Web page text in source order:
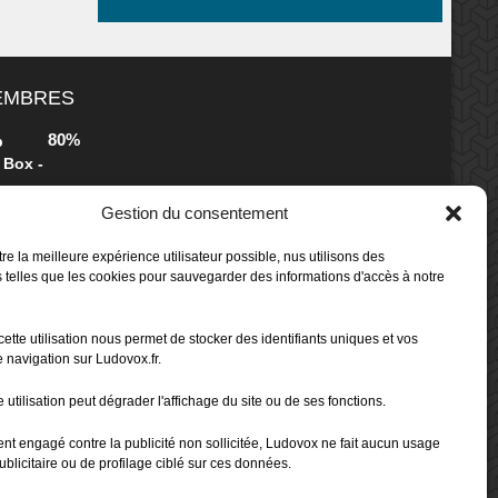
Gestion du consentement
la meilleure expérience utilisateur possible, nus utilisons des
telles que les cookies pour sauvegarder des informations d'accès à notre
utilisation nous permet de stocker des identifiants uniques et vos
navigation sur Ludovox.fr.
utilisation peut dégrader l'affichage du site ou de ses fonctions.
engagé contre la publicité non sollicitée, Ludovox ne fait aucun usage
ou de profilage ciblé sur ces données.
-
80%
-
70%